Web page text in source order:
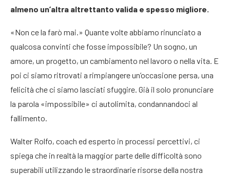
almeno un’altra altrettanto valida e spesso migliore.
«Non ce la farò mai.» Quante volte abbiamo rinunciato a
qualcosa convinti che fosse impossibile? Un sogno, un
amore, un progetto, un cambiamento nel lavoro o nella vita. E
poi ci siamo ritrovati a rimpiangere un’occasione persa, una
felicità che ci siamo lasciati sfuggire. Già il solo pronunciare
la parola «impossibile» ci autolimita, condannandoci al
fallimento.
Walter Rolfo, coach ed esperto in processi percettivi, ci
spiega che in realtà la maggior parte delle difficoltà sono
superabili utilizzando le straordinarie risorse della nostra